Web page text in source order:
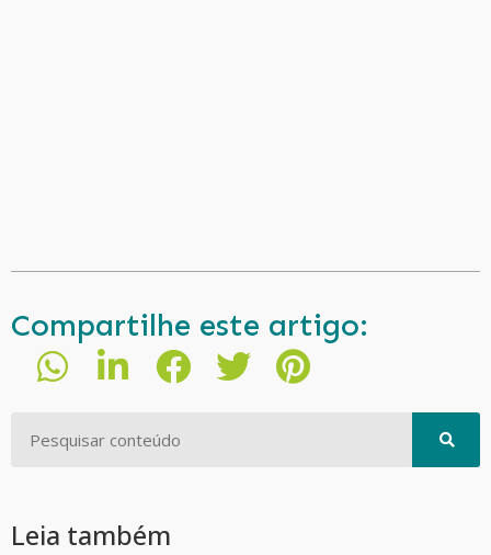
Compartilhe este artigo:
Leia também